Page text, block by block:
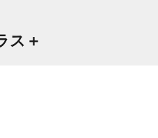
ス＋